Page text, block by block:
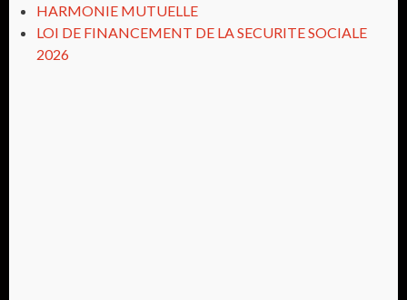
HARMONIE MUTUELLE
LOI DE FINANCEMENT DE LA SECURITE SOCIALE
2026